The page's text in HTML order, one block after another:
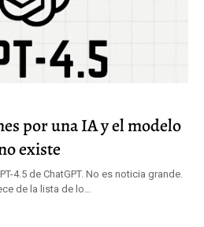
por una IA y el modelo
existe
4.5 de ChatGPT. No es noticia grande.
de la lista de lo…